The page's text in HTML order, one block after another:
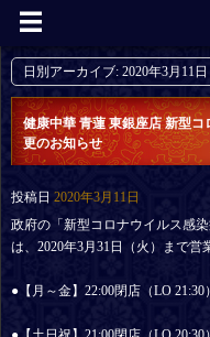
日別アーカイブ: 2020年3月11日
健康中華 青蓮 東銀座店 新型
更のお知らせ
投稿日 2020年3月11日
政府の「新型コロナウイルス感
は、2020年3月31日（火）まで営
●【月～金】22:00閉店（LO 21:30）